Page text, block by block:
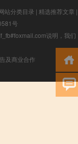
站分类目录 | 精选推荐文章 |
号
说明，我们
及商业合作